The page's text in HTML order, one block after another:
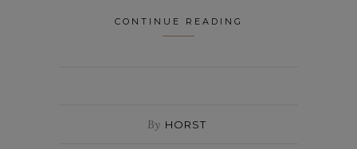
CONTINUE READING
By HORST